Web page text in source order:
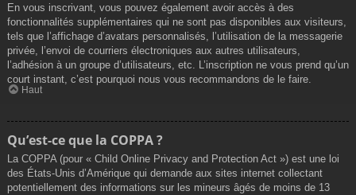
En vous inscrivant, vous pouvez également avoir accès à des
fonctionnalités supplémentaires qui ne sont pas disponibles aux visiteurs,
tels que l’affichage d’avatars personnalisés, l’utilisation de la messagerie
privée, l’envoi de courriers électroniques aux autres utilisateurs,
l’adhésion à un groupe d’utilisateurs, etc. L’inscription ne vous prend qu’un
court instant, c’est pourquoi nous vous recommandons de le faire.
Haut
Qu’est-ce que la COPPA ?
La COPPA (pour « Child Online Privacy and Protection Act ») est une loi
des États-Unis d’Amérique qui demande aux sites internet collectant
potentiellement des informations sur les mineurs âgés de moins de 13